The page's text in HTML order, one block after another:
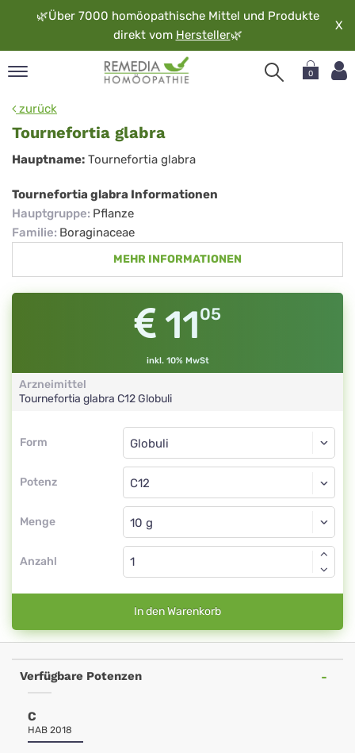
🌿Über 7000 homöopathische Mittel und Produkte
direkt vom Hersteller🌿
X
0
zurück
Tournefortia glabra
Tournefortia
glabra
Hauptname: Tournefortia glabra
Tournefortia glabra Informationen
Hauptgruppe: Pflanze
Familie: Boraginaceae
MEHR INFORMATIONEN
1105
inkl. 10% MwSt
Arzneimittel
Tournefortia glabra C12Globuli
Form
Form
Potenz
Globuli
C12
Menge
Globuli
Anzahl
In den Warenkorb
Verfügbare Potenzen
C
HAB 2018